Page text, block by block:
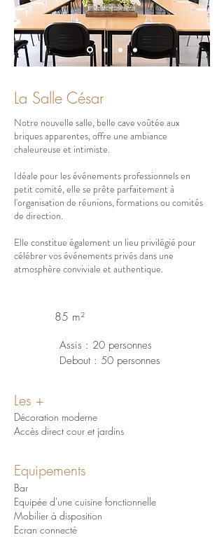
La Salle César
Notre nouvelle salle, belle cave voûtée aux
briques apparentes, offre une ambiance
chaleureuse et intimiste.
Idéale pour les événements professionnels en
petit comité, elle se prête parfaitement à
l'organisation de réunions, formations ou comités
de direction.
Elle constitue également un lieu privilégié pour
célébrer vos événements privés dans une
atmosphère conviviale et authentique.
85 m²
Assis : 20 personnes
Debout : 50 personnes
Les +
Décoration moderne
Accès direct cour et jardins
Equipements
Bar
Equipée d'une cuisine fonctionnelle
Mobilier à disposition
Ecran connecté